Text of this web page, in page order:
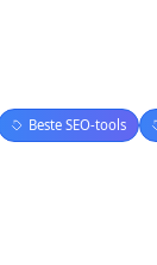
Beste SEO-tools